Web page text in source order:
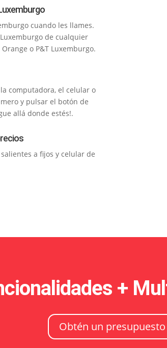
cuando les llames.
de cualquier
o P&T Luxemburgo.
computadora, el celular o
y pulsar el botón de
allá donde estés!.
a fijos y celular de
+
Obtén un presupuesto